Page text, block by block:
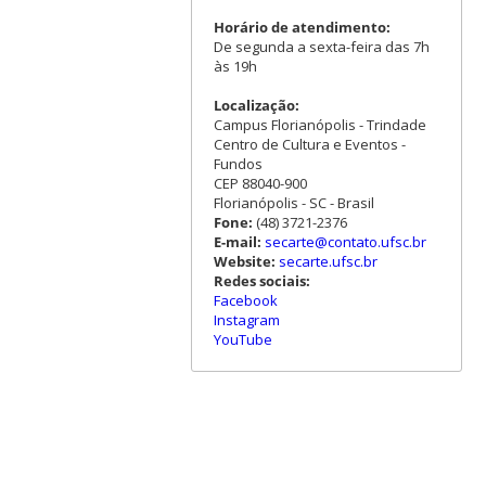
Horário de atendimento:
De segunda a sexta-feira das 7h
às 19h
Localização:
Campus Florianópolis - Trindade
Centro de Cultura e Eventos -
Fundos
CEP 88040-900
Florianópolis - SC - Brasil
Fone: (48) 3721-2376
E-mail: secarte@contato.ufsc.br
Website: secarte.ufsc.br
Redes sociais:
Facebook
Instagram
YouTube